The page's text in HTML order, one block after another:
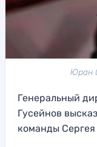
Юран
Генеральный
Гусейнов
команды